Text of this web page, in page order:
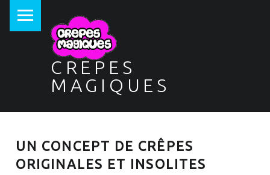
CREPES
MAGIQUES
UN CONCEPT DE CRÊPES
ORIGINALES ET INSOLITES